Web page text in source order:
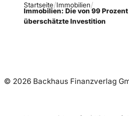
Startseite Immobilien
Immobilien: Die von 99
überschätzte Investition
© 2026 Backhaus Finanzverlag